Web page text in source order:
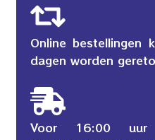
Online
dagen worden
Voor 16:00 uur